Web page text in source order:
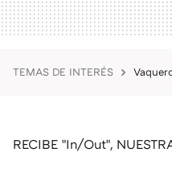
TEMAS DE INTERÉS
RECIBE "In/Out",